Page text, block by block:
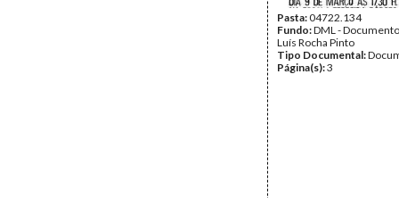
Pasta:04722.134
Fundo:DML -
Luís Rocha Pinto
Tipo Documental:
Página(s):3